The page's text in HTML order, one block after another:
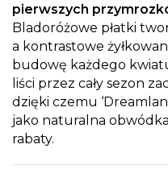
pierwszych
Bladoróżowe płatki
a kontrastowe
budowę każdego
liści przez cały sezon
dzięki czemu
jako naturalna
rabaty.